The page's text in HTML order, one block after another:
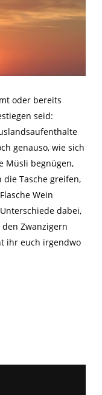
oder bereits
seid:
genauso, wie sich
Müsli begnügen,
Tasche greifen,
Wein
dabei,
Zwanzigern
ihr euch irgendwo